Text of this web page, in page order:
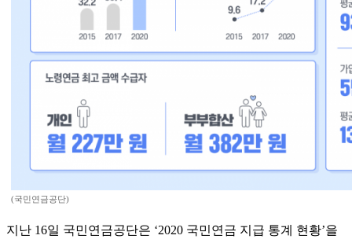
(국민연금공단)
지난 16일 국민연금공단은 ‘2020 국민연금 지급 통계 현황’을